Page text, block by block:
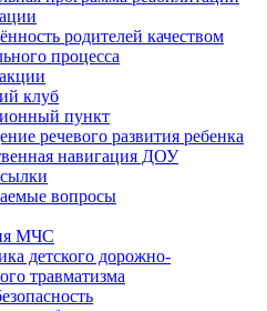
родителей качеством
процесса
клуб
пункт
речевого развития ребенка
навигация ДОУ
вопросы
МЧС
детского дорожно-
травматизма